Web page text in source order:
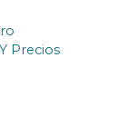
Precios